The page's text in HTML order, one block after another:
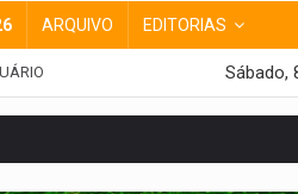
ARQUIVO EDITORIAS
Sábado,